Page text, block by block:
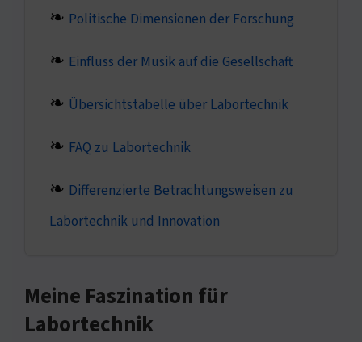
Politische Dimensionen der Forschung
Einfluss der Musik auf die Gesellschaft
Übersichtstabelle über Labortechnik
FAQ zu Labortechnik
Differenzierte Betrachtungsweisen zu
Labortechnik und Innovation
Meine Faszination für
Labortechnik